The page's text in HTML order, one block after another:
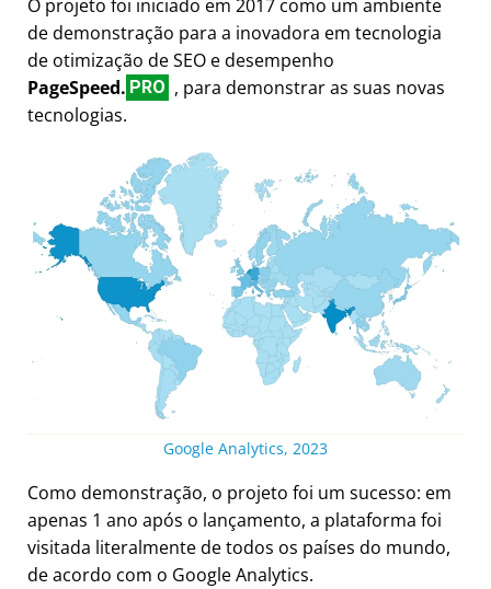
O projeto foi iniciado em 2017 como um ambiente
de demonstração para a inovadora em tecnologia
de otimização de SEO e desempenho
PageSpeed. PRO , para demonstrar as suas novas
tecnologias.
Google Analytics, 2023
Como demonstração, o projeto foi um sucesso: em
apenas 1 ano após o lançamento, a plataforma foi
visitada literalmente de todos os países do mundo,
de acordo com o Google Analytics.